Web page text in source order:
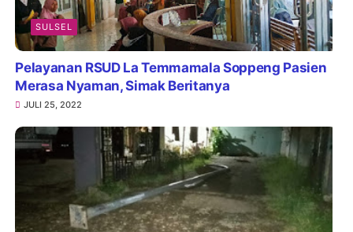
SULSEL
Pelayanan RSUD La Temmamala Soppeng Pasien
Merasa Nyaman, Simak Beritanya
JULI 25, 2022